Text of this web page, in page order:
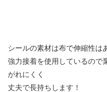
シールの素材は布で伸縮性は
強力接着を使用しているので
がれにくく
丈夫で長持ちします！